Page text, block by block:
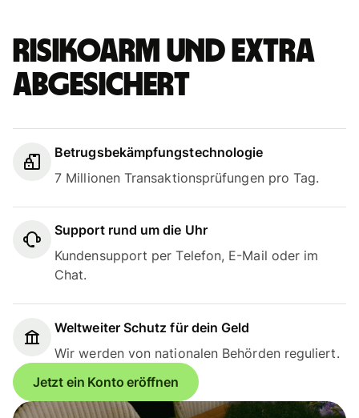
Risikoarm und extra
abgesichert
Betrugsbekämpfungstechnologie
7 Millionen Transaktionsprüfungen pro Tag.
Support rund um die Uhr
Kundensupport per Telefon, E-Mail oder im
Chat.
Weltweiter Schutz für dein Geld
Wir werden von nationalen Behörden reguliert.
Jetzt ein Konto eröffnen